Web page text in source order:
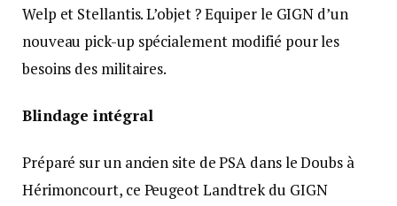
Welp et Stellantis. L’objet ? Equiper le GIGN d’un
nouveau pick-up spécialement modifié pour les
besoins des militaires.
Blindage intégral
Préparé sur un ancien site de PSA dans le Doubs à
Hérimoncourt, ce Peugeot Landtrek du GIGN